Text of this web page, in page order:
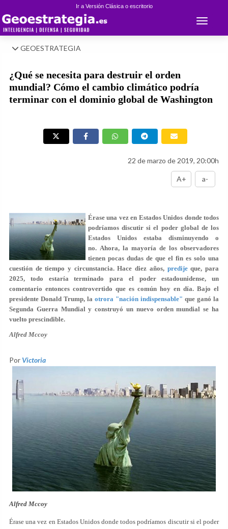
Ir a Versión Clásica o escritorio
Toggle
GEOESTRATEGIA
¿Qué se necesita para destruir el orden
mundial? Cómo el cambio climático podría
terminar con el dominio global de Washington
22 de marzo de 2019, 20:00h
A+ a-
Érase una vez en Estados Unidos donde todos
podríamos discutir si el poder global de los
Estados Unidos estaba disminuyendo o
no. Ahora, la mayoría de los observadores
tienen pocas dudas de que el fin es solo una
cuestión de tiempo y circunstancia. Hace diez años, predijeque, para
2025, todo estaría terminado para el poder estadounidense, un
comentario entonces controvertido que es común hoy en día. Bajo el
presidente Donald Trump, la otrora "nación indispensable" que ganó la
Segunda Guerra Mundial y construyó un nuevo orden mundial se ha
vuelto prescindible.
Alfred Mccoy
Por Victoria
Alfred Mccoy
Érase una vez en Estados Unidos donde todos podríamos discutir si el poder